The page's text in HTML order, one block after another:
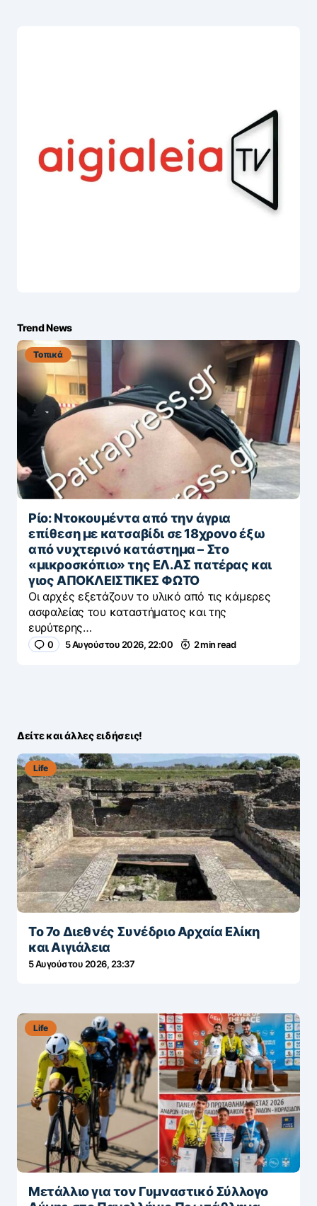
Trend News
Τοπικά
Ρίο: Ντοκουμέντα από την άγρια
επίθεση με κατσαβίδι σε 18χρονο έξω
από νυχτερινό κατάστημα – Στο
«μικροσκόπιο» της ΕΛ.ΑΣ πατέρας και
γιος ΑΠΟΚΛΕΙΣΤΙΚΕΣ ΦΩΤΟ
Οι αρχές εξετάζουν το υλικό από τις κάμερες
ασφαλείας του καταστήματος και της
ευρύτερης…
0 5 Αυγούστου 2026, 22:00 2 min read
Δείτε και άλλες ειδήσεις!
Life
Το 7ο Διεθνές Συνέδριο Αρχαία Ελίκη
και Αιγιάλεια
5 Αυγούστου 2026, 23:37
Life
Μετάλλιο για τον Γυμναστικό Σύλλογο